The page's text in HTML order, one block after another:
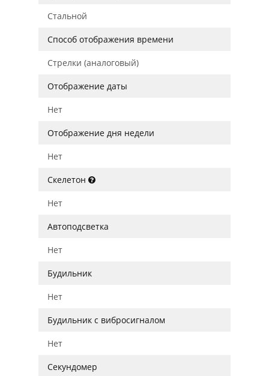
Стальной
Способ отображения времени
Стрелки (аналоговый)
Отображение даты
Нет
Отображение дня недели
Нет
Скелетон
Нет
Автоподсветка
Нет
Будильник
Нет
Будильник с вибросигналом
Нет
Секундомер